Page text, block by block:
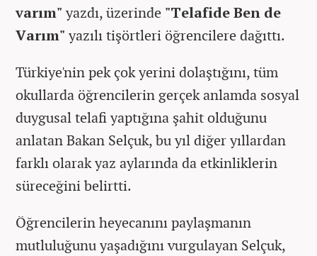
varım"yazdı, üzerinde "Telafide Ben de
Varım"yazılı tişörtleri öğrencilere dağıttı.
Türkiye'nin pek çok yerini dolaştığını, tüm
okullarda öğrencilerin gerçek anlamda sosyal
duygusal telafi yaptığına şahit olduğunu
anlatan Bakan Selçuk, bu yıl diğer yıllardan
farklı olarak yaz aylarında da etkinliklerin
süreceğini belirtti.
Öğrencilerin heyecanını paylaşmanın
mutluluğunu yaşadığını vurgulayan Selçuk,